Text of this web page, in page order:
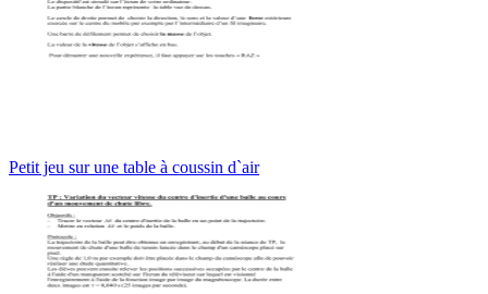
Petit jeu sur une table à coussin d`air